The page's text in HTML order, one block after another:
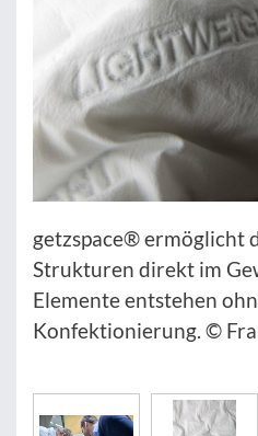
getzspace® ermöglicht
Strukturen direkt im
Elemente entstehen
Konfektionierung. ©